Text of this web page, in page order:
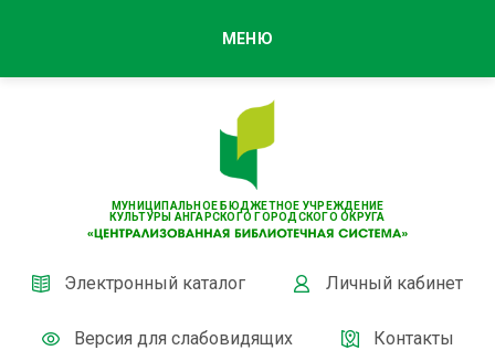
МУНИЦИПАЛЬНОЕ БЮДЖЕТНОЕ УЧРЕЖДЕНИЕ
КУЛЬТУРЫ АНГАРСКОГО ГОРОДСКОГО ОКРУГА
Электронный каталог Личный кабинет
Версия для слабовидящих Контакты
МЕНЮ